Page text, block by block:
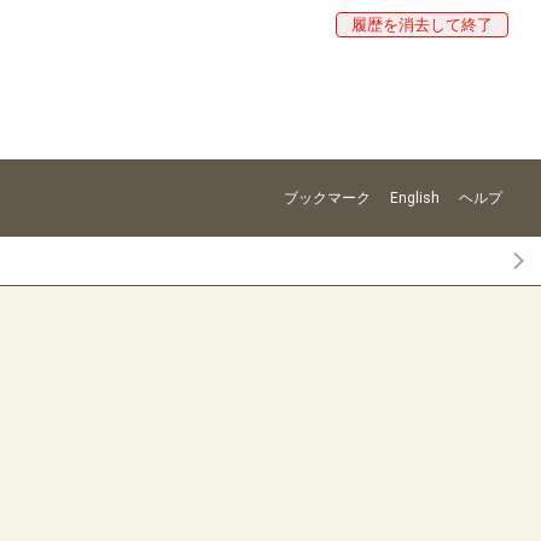
履歴を消去して終了
ブックマーク English ヘルプ